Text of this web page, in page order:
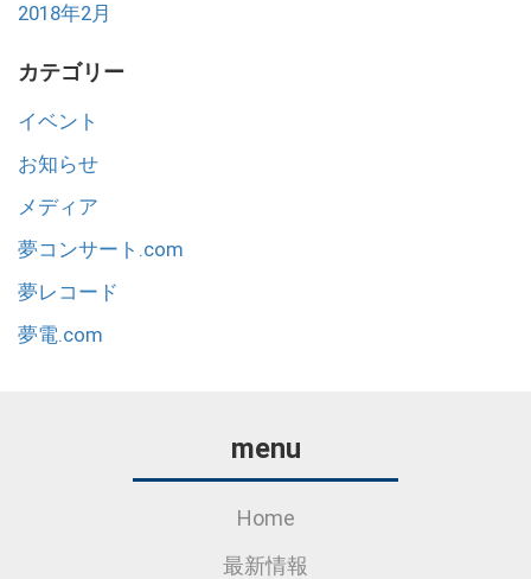
2018年2月
カテゴリー
イベント
お知らせ
メディア
夢コンサート.com
夢レコード
夢電.com
menu
Home
最新情報